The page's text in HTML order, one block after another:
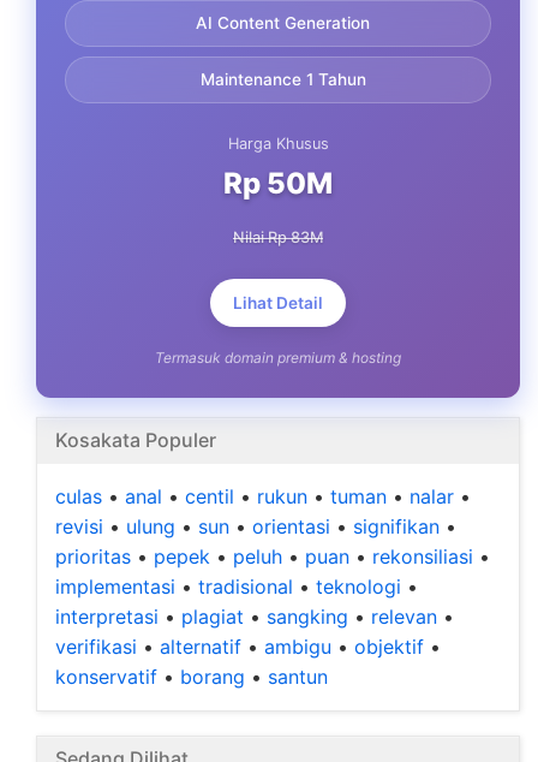
AI Content Generation
Maintenance 1 Tahun
Harga Khusus
Rp 50M
Nilai Rp 83M
Lihat Detail
Termasuk domain premium & hosting
Kosakata Populer
culas • anal • centil • rukun • tuman • nalar •
revisi • ulung • sun • orientasi • signifikan •
prioritas • pepek • peluh • puan • rekonsiliasi •
implementasi • tradisional • teknologi •
interpretasi • plagiat • sangking • relevan •
verifikasi • alternatif • ambigu • objektif •
konservatif • borang • santun